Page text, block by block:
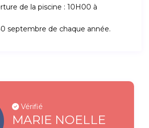
de la piscine : 10H00 à
septembre de chaque année.
Vérifié
MARIE NOELLE